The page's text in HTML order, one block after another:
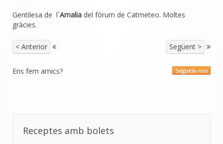
Gentilesa de l´Amalia del fórum de Catmeteo. Moltes
gràcies.
< Anterior Següent >
Segueix-nos
Ens fem amics?
Receptes amb bolets